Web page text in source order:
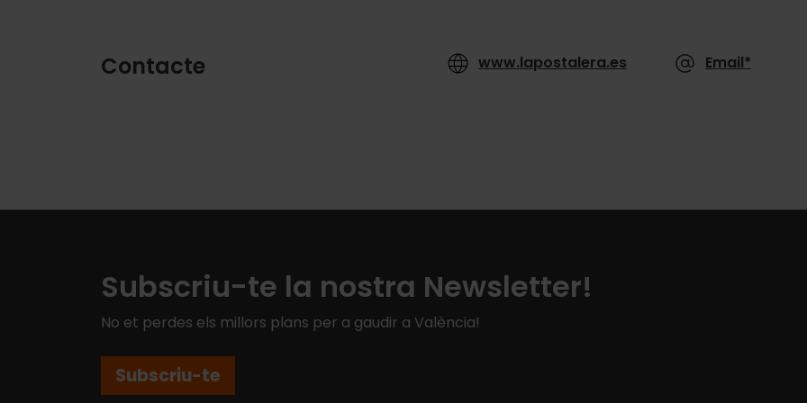
Contacte www.lapostalera.es Email*
Subscriu-te la nostra Newsletter!
No et perdes els millors plans per a gaudir a València!
Subscriu-te